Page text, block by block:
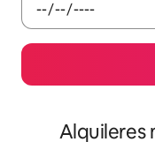
Alquileres